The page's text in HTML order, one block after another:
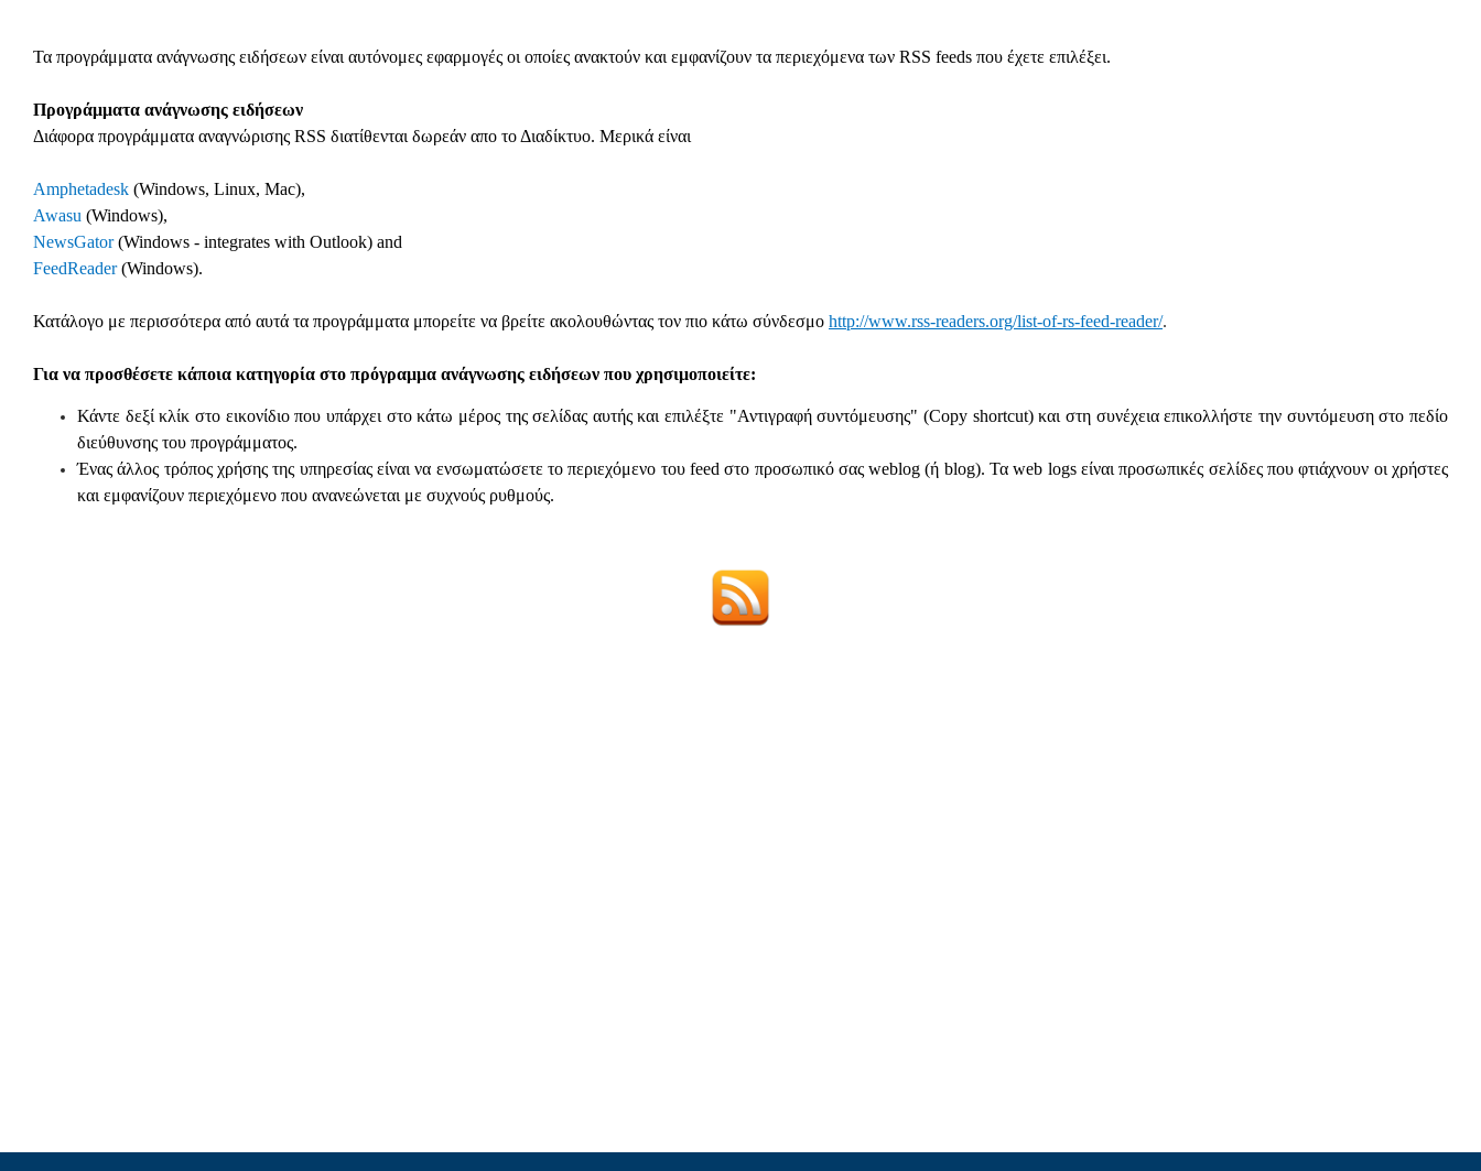
Τα προγράμματα ανάγνωσης ειδήσεων είναι αυτόνομες εφαρμογές οι οποίες ανακτούν και εμφανίζουν τα περιεχόμενα των RSS feeds που έχετε επιλέξει.
Προγράμματα ανάγνωσης ειδήσεων
Διάφορα προγράμματα αναγνώρισης RSS διατίθενται δωρεάν απο το Διαδίκτυο. Μερικά είναι
Amphetadesk (Windows, Linux, Mac),
Awasu (Windows),
NewsGator (Windows - integrates with Outlook) and
FeedReader (Windows).
Κατάλογο με περισσότερα από αυτά τα προγράμματα μπορείτε να βρείτε ακολουθώντας τον πιο κάτω σύνδεσμο http://www.rss-readers.org/list-of-rs-feed-reader/.
Για να προσθέσετε κάποια κατηγορία στο πρόγραμμα ανάγνωσης ειδήσεων που χρησιμοποιείτε:
Κάντε δεξί κλίκ στο εικονίδιο που υπάρχει στο κάτω μέρος της σελίδας αυτής και επιλέξτε "Αντιγραφή συντόμευσης" (Copy shortcut) και στη συνέχεια επικολλήστε την συντόμευση στο πεδίο
διεύθυνσης του προγράμματος.
Ένας άλλος τρόπος χρήσης της υπηρεσίας είναι να ενσωματώσετε το περιεχόμενο του feed στο προσωπικό σας weblog (ή blog). Τα web logs είναι προσωπικές σελίδες που φτιάχνουν οι χρήστες
και εμφανίζουν περιεχόμενο που ανανεώνεται με συχνούς ρυθμούς.